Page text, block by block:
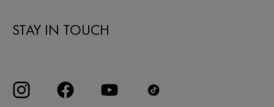
STAY IN TOUCH